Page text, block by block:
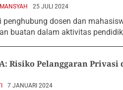
25 JULI 2024
penghubung dosen dan
buatan dalam aktivitas
Risiko Pelanggaran
7 JANUARI 2024